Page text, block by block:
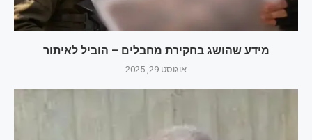
מידע שהושג בחקירת מחבלים – הוביל לאיתור
אוגוסט 29, 2025